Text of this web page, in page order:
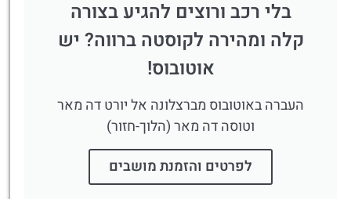
בלי רכב ורוצים להגיע בצורה
קלה ומהירה לקוסטה ברווה? יש
אוטובוס!
העברה באוטובוס מברצלונה אל יורט דה מאר
וטוסה דה מאר (הלוך-חזור)
לפרטים והזמנת מושבים